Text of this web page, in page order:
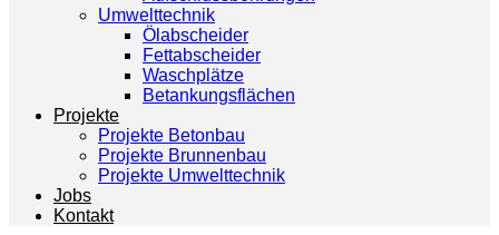
Umwelttechnik
Ölabscheider
Fettabscheider
Waschplätze
Betankungsflächen
Projekte
Projekte Betonbau
Projekte Brunnenbau
Projekte Umwelttechnik
Jobs
Kontakt